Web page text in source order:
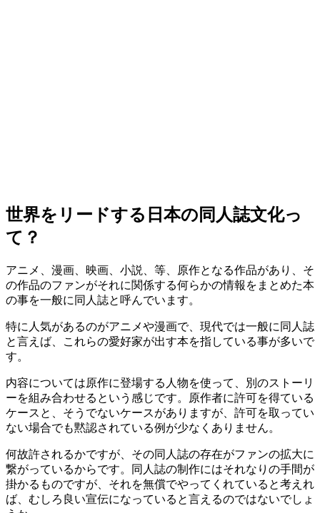
世界をリードする日本の同人誌文化っ
て？
アニメ、漫画、映画、小説、等、原作となる作品があり、そ
の作品のファンがそれに関係する何らかの情報をまとめた本
の事を一般に同人誌と呼んでいます。
特に人気があるのがアニメや漫画で、現代では一般に同人誌
と言えば、これらの愛好家が出す本を指している事が多いで
す。
内容については原作に登場する人物を使って、別のストーリ
ーを組み合わせるという感じです。原作者に許可を得ている
ケースと、そうでないケースがありますが、許可を取ってい
ない場合でも黙認されている例が少なくありません。
何故許されるかですが、その同人誌の存在がファンの拡大に
繋がっているからです。同人誌の制作にはそれなりの手間が
掛かるものですが、それを無償でやってくれていると考えれ
ば、むしろ良い宣伝になっていると言えるのではないでしょ